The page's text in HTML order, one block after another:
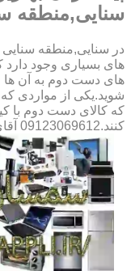
سنایی,منطقه
در سنایی,منطقه
های بسیاری وجود دارد
های دست دوم به آن ها
شوید.یکی از مواردی که
که کالای دست دوم با
کنند.09123069612 آقای میثم افسری